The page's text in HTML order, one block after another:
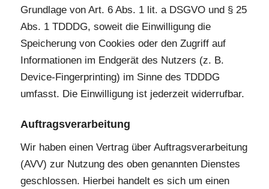
Grundlage von Art. 6 Abs. 1 lit. a DSGVO und § 25
Abs. 1 TDDDG, soweit die Einwilligung die
Speicherung von Cookies oder den Zugriff auf
Informationen im Endgerät des Nutzers (z. B.
Device-Fingerprinting) im Sinne des TDDDG
umfasst. Die Einwilligung ist jederzeit widerrufbar.
Auftragsverarbeitung
Wir haben einen Vertrag über Auftragsverarbeitung
(AVV) zur Nutzung des oben genannten Dienstes
geschlossen. Hierbei handelt es sich um einen